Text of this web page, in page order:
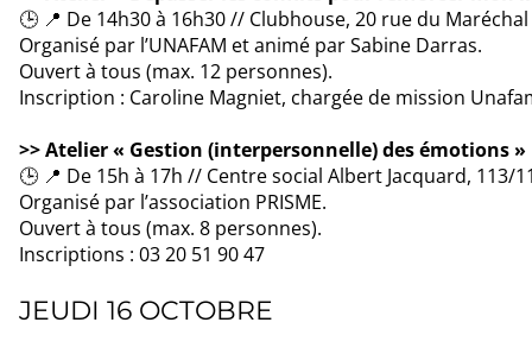
🕒 📍 De 14h30 à 16h30 // Clubhouse, 20 rue du
Organisé par l’UNAFAM et animé par Sabine Darras.
Ouvert à tous (max. 12 personnes).
Inscription : Caroline Magniet, chargée de mission
>> Atelier « Gestion (interpersonnelle) des émotions »
🕒 📍 De 15h à 17h // Centre social Albert Jacquard, 113/
Organisé par l’association PRISME.
Ouvert à tous (max. 8 personnes).
Inscriptions : 03 20 51 90 47
JEUDI 16 OCTOBRE